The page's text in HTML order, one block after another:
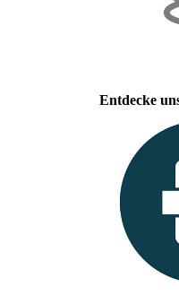
Entdecke